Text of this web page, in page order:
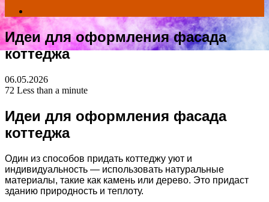
for
Идеи для оформления фасада
коттеджа
06.05.2026
72 Less than a minute
Идеи для оформления фасада
коттеджа
Один из способов придать коттеджу уют и
индивидуальность — использовать натуральные
материалы, такие как камень или дерево. Это придаст
зданию природность и теплоту.